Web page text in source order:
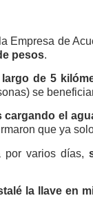
Empresa de
pesos.
de 5
se
cargando el
que ya
por varios días,
la llave en